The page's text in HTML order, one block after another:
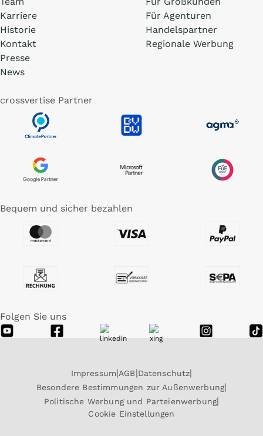
Karriere
Historie
Kontakt
Presse
News
Für Agenturen
Handelspartner
Regionale Werbung
crossvertise Partner
Bequem und sicher bezahlen
Folgen Sie uns
Impressum AGB Datenschutz
Besondere Bestimmungen zur Außenwerbung
Politische Werbung und Parteienwerbung
Cookie Einstellungen